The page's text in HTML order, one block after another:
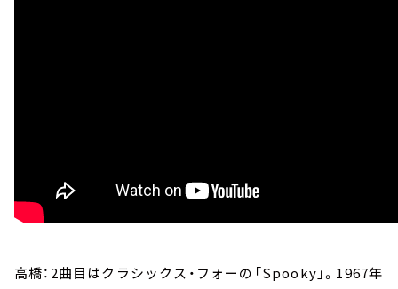
高橋：2曲目はクラシックス・フォーの「Spooky」。1967年